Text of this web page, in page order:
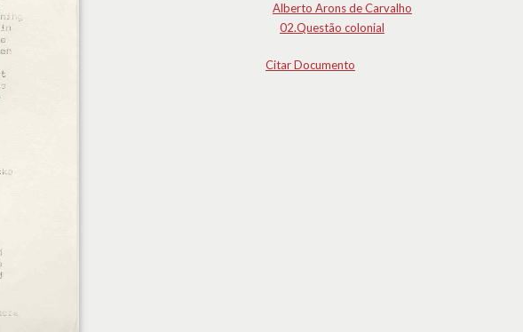
Alberto Arons de Carvalho
02.Questão colonial
Citar Documento